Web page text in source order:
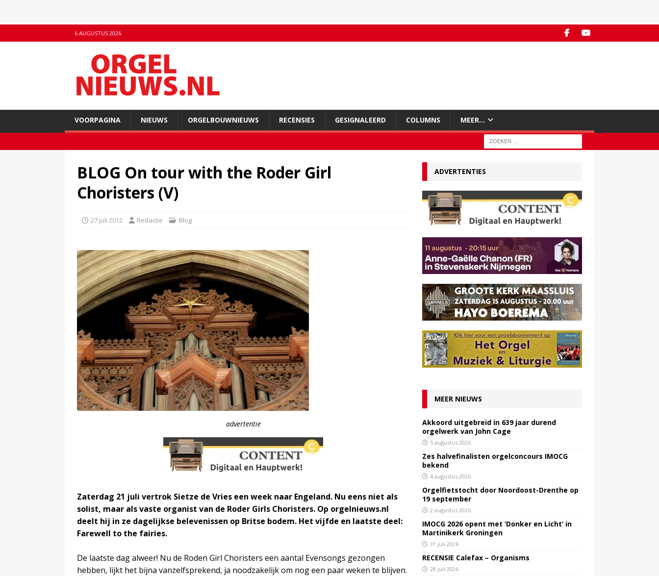
6 AUGUSTUS 2026
VOORPAGINA NIEUWS ORGELBOUWNIEUWS RECENSIES GESIGNALEERD COLUMNS MEER…
BLOG On tour with the Roder Girl
Choristers (V)
27 juli 2012 Redactie Blog
advertentie
Zaterdag 21 juli vertrok Sietze de Vries een week naar Engeland. Nu eens niet als
solist, maar als vaste organist van de Roder Girls Choristers. Op orgelnieuws.nl
deelt hij in ze dagelijkse belevenissen op Britse bodem. Het vijfde en laatste deel:
Farewell to the fairies.
De laatste dag alweer! Nu de Roden Girl Choristers een aantal Evensongs gezongen
hebben, lijkt het bijna vanzelfsprekend, ja noodzakelijk om nog een paar weken te blijven.
ADVERTENTIES
MEER NIEUWS
Akkoord uitgebreid in 639 jaar durend
orgelwerk van John Cage
5 augustus 2026
Zes halvefinalisten orgelconcours IMOCG
bekend
4 augustus 2026
Orgelfietstocht door Noordoost-Drenthe op
19 september
2 augustus 2026
IMOCG 2026 opent met ‘Donker en Licht’ in
Martinikerk Groningen
31 juli 2026
RECENSIE Calefax – Organisms
28 juli 2026